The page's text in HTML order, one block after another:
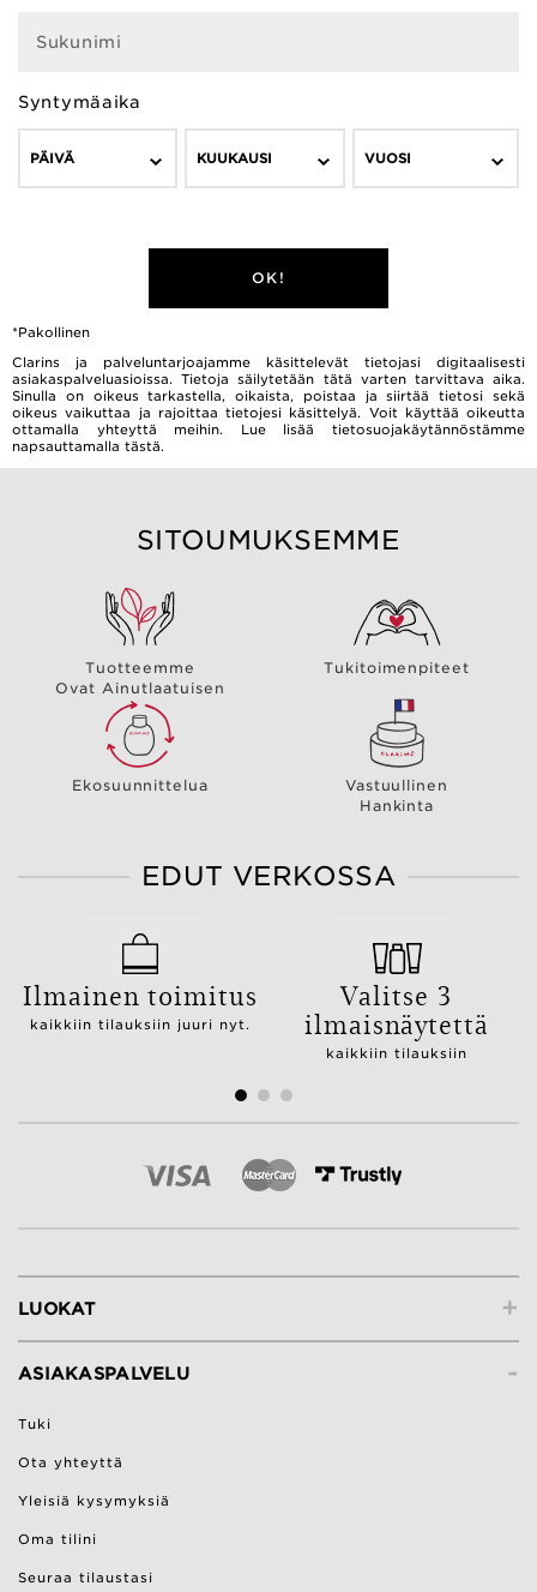
Sukunimi
Syntymäaika
PÄIVÄ KUUKAUSI VUOSI
OK!
*Pakollinen
Clarins ja palveluntarjoajamme käsittelevät tietojasi digitaalisesti
asiakaspalveluasioissa. Tietoja säilytetään tätä varten tarvittava aika.
Sinulla on oikeus tarkastella, oikaista, poistaa ja siirtää tietosi sekä
oikeus vaikuttaa ja rajoittaa tietojesi käsittelyä. Voit käyttää oikeutta
ottamalla yhteyttä meihin. Lue lisää tietosuojakäytännöstämme
napsauttamalla tästä.
SITOUMUKSEMME
Tuotteemme
Ovat Ainutlaatuisen
Tukitoimenpiteet
Ekosuunnittelua
Vastuullinen
Hankinta
EDUT VERKOSSA
Ilmainen toimitus
kaikkiin tilauksiin juuri nyt.
Valitse 3
ilmaisnäytettä
kaikkiin tilauksiin
+
LUOKAT
-
ASIAKASPALVELU
Tuki
Ota yhteyttä
Yleisiä kysymyksiä
Oma tilini
Seuraa tilaustasi